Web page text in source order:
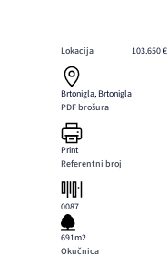
Lokacija
Brtonigla, Brtonigla
PDF brošura
Print
Referentni broj
0087
103.650 €
691m2
Okučnica